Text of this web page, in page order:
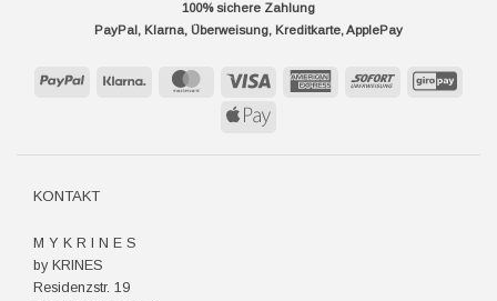
100% sichere Zahlung
PayPal, Klarna, Überweisung, Kreditkarte, ApplePay
PayPal Klarna MasterCard Visa
AmericanSofort
Apple
KONTAKT
M Y K R I N E S
by KRINES
Residenzstr. 19